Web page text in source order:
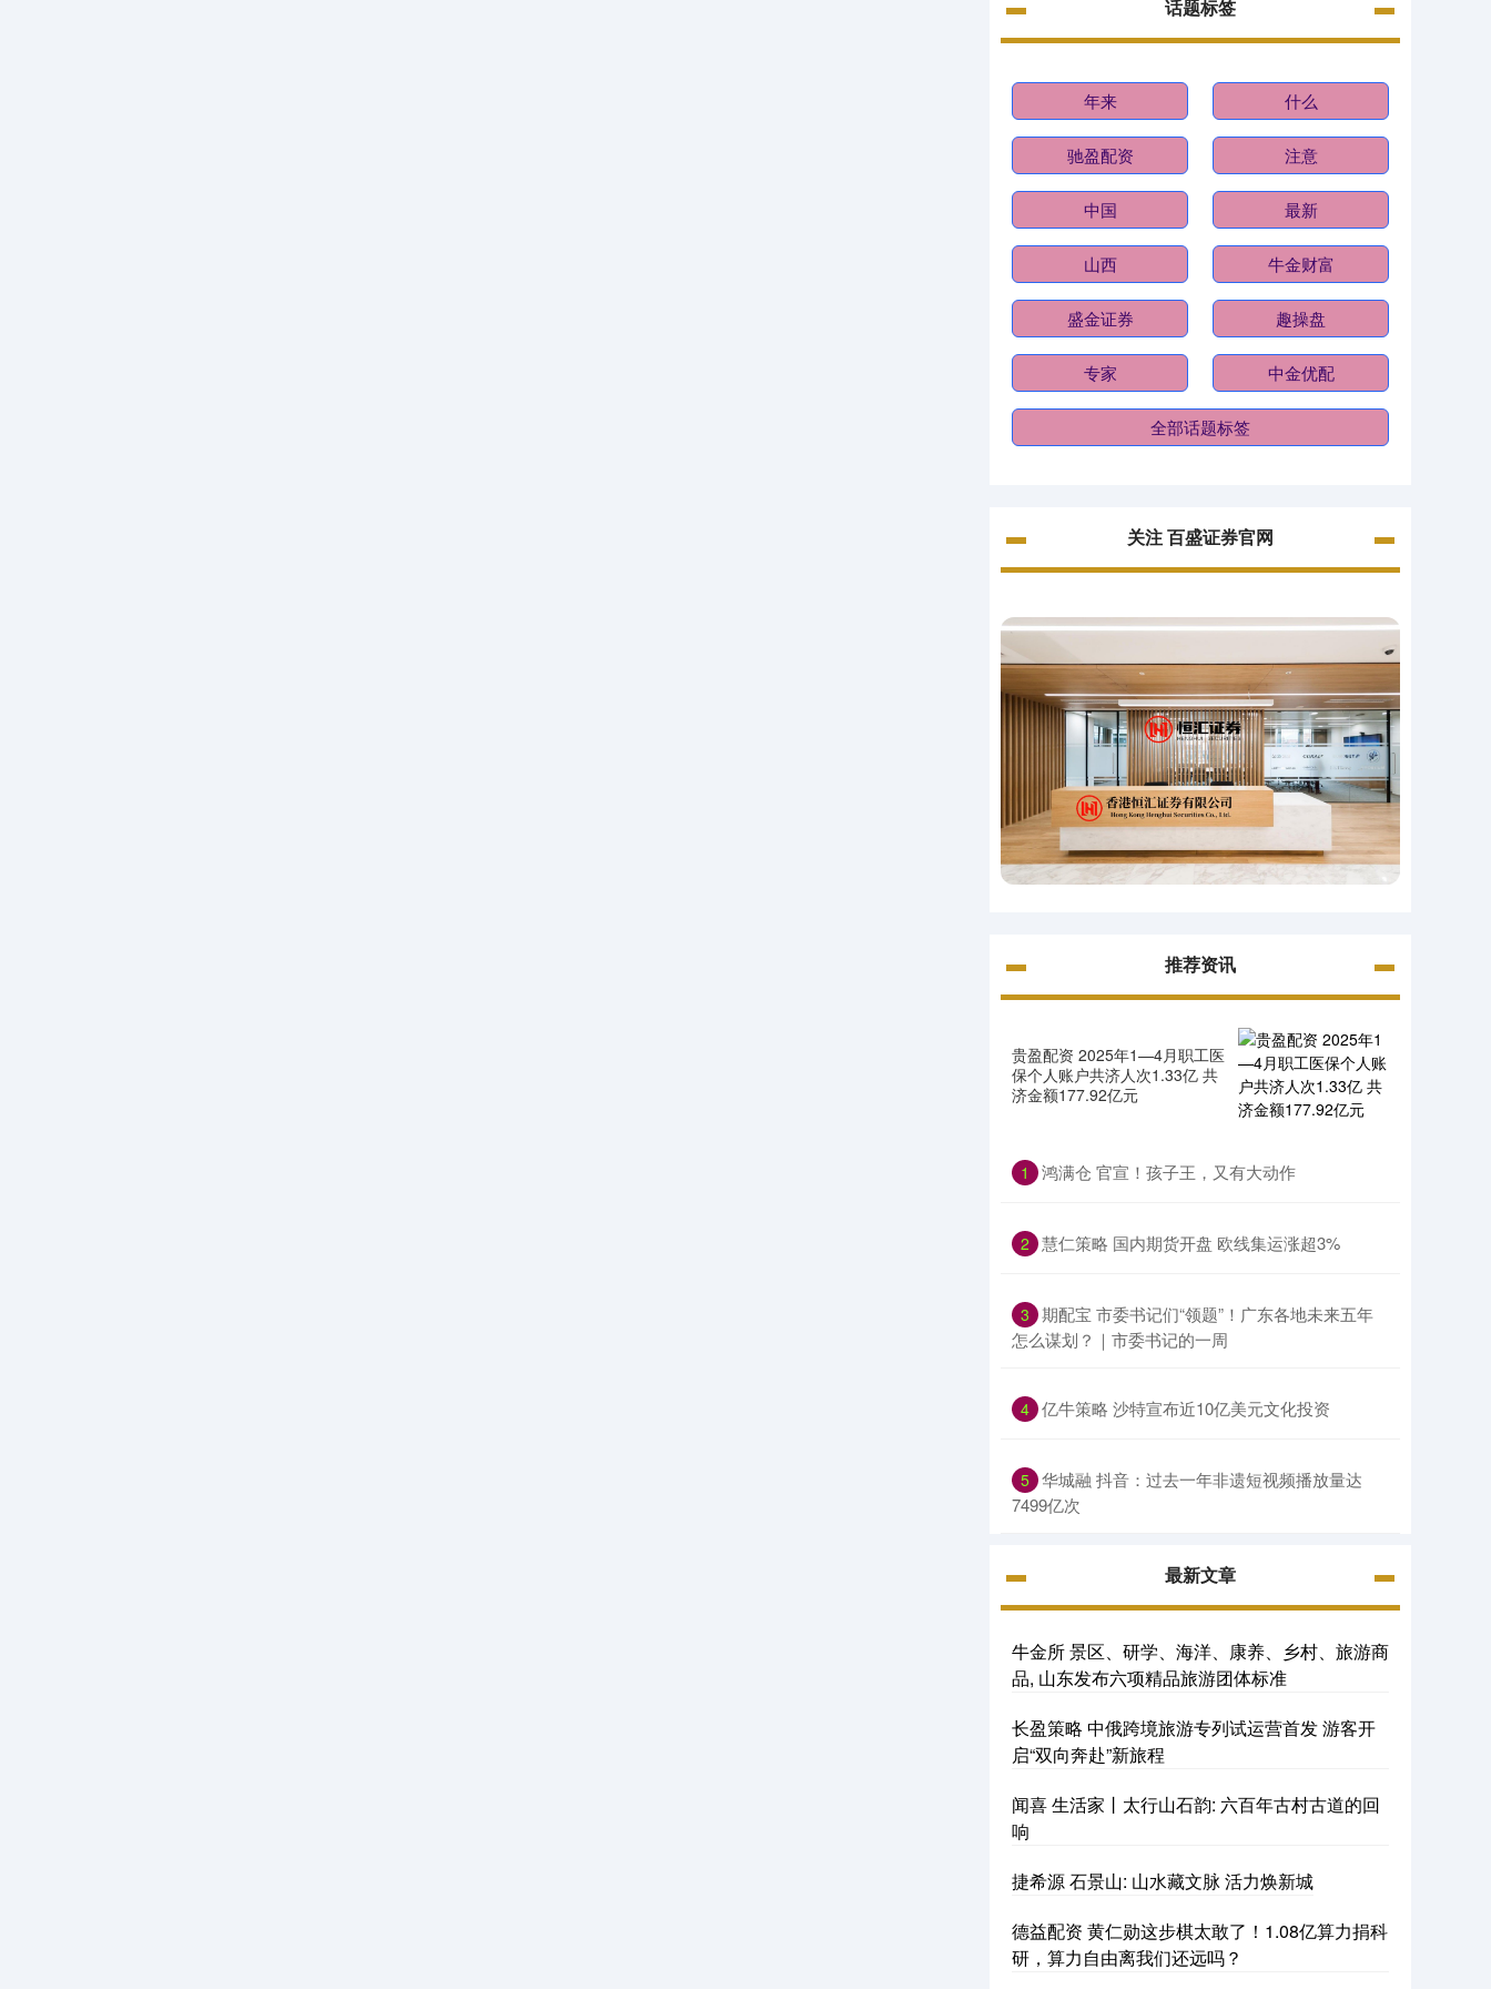
话题标签
年来 什么
驰盈配资 注意
中国 最新
山西 牛金财富
盛金证券 趣操盘
专家 中金优配
全部话题标签
关注 百盛证券官网
推荐资讯
贵盈配资 2025年1—4月职工医
保个人账户共济人次1.33亿 共
济金额177.92亿元
1 鸿满仓 官宣！孩子王，又有大动作
2 慧仁策略 国内期货开盘 欧线集运涨超3%
3 期配宝 市委书记们“领题”！广东各地未来五年
怎么谋划？｜市委书记的一周
4 亿牛策略 沙特宣布近10亿美元文化投资
5 华城融 抖音：过去一年非遗短视频播放量达
7499亿次
最新文章
牛金所 景区、研学、海洋、康养、乡村、旅游商
品, 山东发布六项精品旅游团体标准
长盈策略 中俄跨境旅游专列试运营首发 游客开
启“双向奔赴”新旅程
闻喜 生活家丨太行山石韵: 六百年古村古道的回
响
捷希源 石景山: 山水藏文脉 活力焕新城
德益配资 黄仁勋这步棋太敢了！1.08亿算力捐科
研，算力自由离我们还远吗？